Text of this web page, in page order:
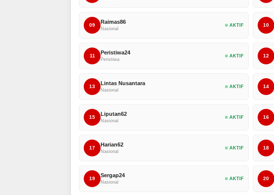
09
Raimas86
Nasional
AKTIF 10
11
Peristiwa24
Peristiwa
AKTIF 12
13
Lintas Nusantara
Nasional
AKTIF 14
15
Liputan62
Nasional
AKTIF 16
17
Harian62
Nasional
AKTIF 18
19
Sergap24
Nasional
AKTIF 20